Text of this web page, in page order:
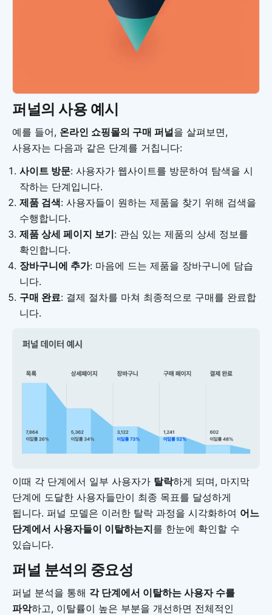
퍼널의 사용 예시
예를 들어, 온라인 쇼핑몰의 구매 퍼널을 살펴보면,
사용자는 다음과 같은 단계를 거칩니다:
사이트 방문: 사용자가 웹사이트를 방문하여 탐색을 시
작하는 단계입니다.
제품 검색: 사용자들이 원하는 제품을 찾기 위해 검색을
수행합니다.
제품 상세 페이지 보기: 관심 있는 제품의 상세 정보를
확인합니다.
장바구니에 추가: 마음에 드는 제품을 장바구니에 담습
니다.
구매 완료: 결제 절차를 마쳐 최종적으로 구매를 완료합
니다.
이때 각 단계에서 일부 사용자가 탈락하게 되며, 마지막
단계에 도달한 사용자들만이 최종 목표를 달성하게
됩니다. 퍼널 모델은 이러한 탈락 과정을 시각화하여 어느
단계에서 사용자들이 이탈하는지를 한눈에 확인할 수
있습니다.
퍼널 분석의 중요성
퍼널 분석을 통해 각 단계에서 이탈하는 사용자 수를
파악하고, 이탈률이 높은 부분을 개선하면 전체적인